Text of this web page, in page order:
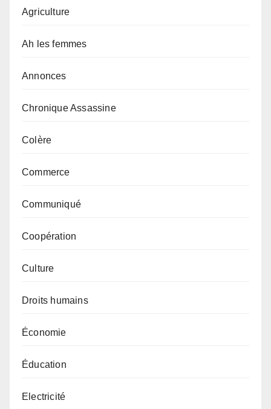
Agriculture
Ah les femmes
Annonces
Chronique Assassine
Colère
Commerce
Communiqué
Coopération
Culture
Droits humains
Économie
Éducation
Electricité